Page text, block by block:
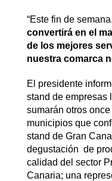
“Este fin de semana,
convertirá en el
de los mejores
nuestra comarca
El presidente
stand de empresas
sumarán otros
municipios que
stand de Gran
degustación de
calidad del sector
Canaria; una